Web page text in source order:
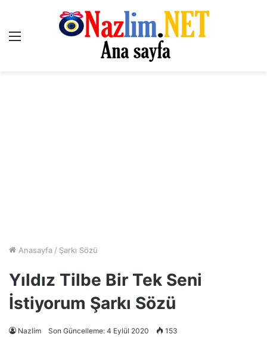
Menü
Anasayfa / Şarkı Sözü
Yıldız Tilbe Bir Tek Seni
İstiyorum Şarkı Sözü
Nazlim Son Güncelleme: 4 Eylül 2020 153